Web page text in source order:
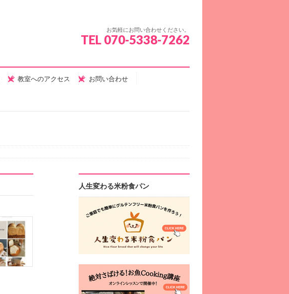
お気軽にお問い合わせください。
TEL 070-5338-7262
教室へのアクセス お問い合わせ
人生変わる米粉食パン